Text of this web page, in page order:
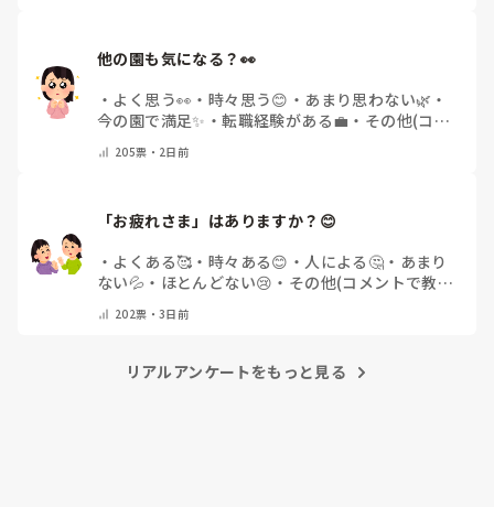
他の園も気になる？👀
・ よく思う👀 ・ 時々思う😊 ・ あまり思わない🌿 ・
今の園で満足✨ ・転職経験がある💼 ・ その他(コメ
ントで教えてください)
205票・ 2日前
「お疲れさま」はありますか？😊
・ よくある🥰 ・ 時々ある😊 ・ 人による🤔 ・ あまり
ない💦 ・ ほとんどない😢 ・ その他(コメントで教え
てください)
202票・3日前
リアルアンケートをもっと見る